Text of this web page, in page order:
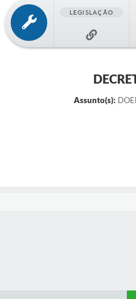
LEGISLAÇÃO
Assunto(s):